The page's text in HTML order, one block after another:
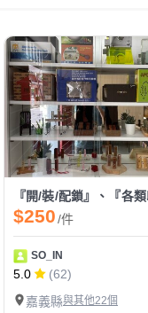
$250/件
SO_IN
5.0
(62)
嘉義縣與其他22個